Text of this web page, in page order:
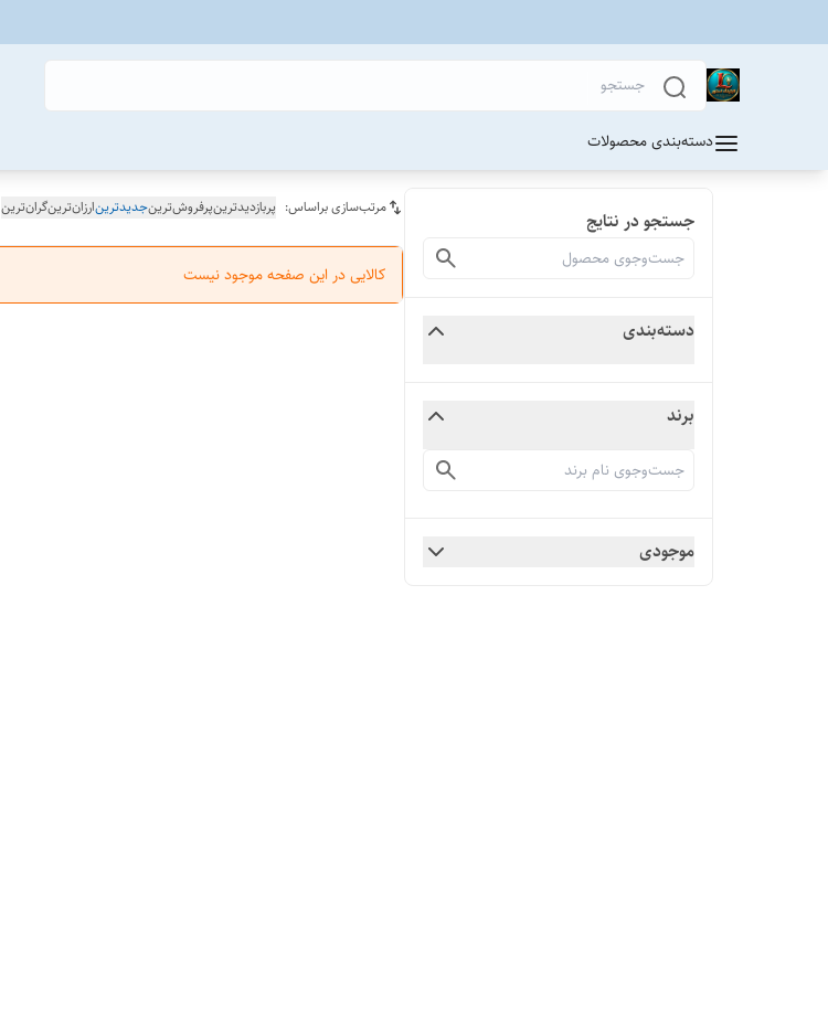
دسته‌بندی محصولات
جستجو در نتایج
دسته‌بندی
برند
موجودی
مرتب‌سازی براساس: پربازدیدترینپرفروش‌ترینجدیدترینارزان‌ترینگران‌ترین
کالایی در این صفحه موجود نیست